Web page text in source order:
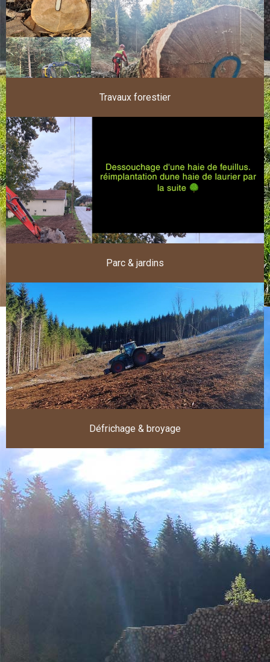
Travaux forestier
Parc & jardins
Défrichage & broyage